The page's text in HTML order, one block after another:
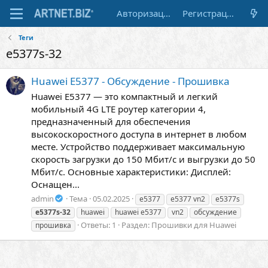
Авторизация Регистрация
Теги
e5377s-32
Huawei E5377 - Обсуждение - Прошивка
Huawei E5377 — это компактный и легкий
мобильный 4G LTE роутер категории 4,
предназначенный для обеспечения
высокоскоростного доступа в интернет в любом
месте. Устройство поддерживает максимальную
скорость загрузки до 150 Мбит/с и выгрузки до 50
Мбит/с. Основные характеристики: Дисплей:
Оснащен...
admin Тема 05.02.2025 e5377 e5377 vn2
e5377s
e5377s-32
huawei huawei e5377 vn2
обсуждение
прошивка
Ответы: 1 Раздел: Прошивки для Huawei